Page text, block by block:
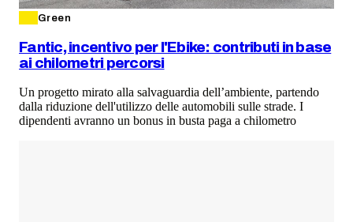
Green
Fantic, incentivo per l'Ebike: contributi in base
ai chilometri percorsi
Un progetto mirato alla salvaguardia dell’ambiente, partendo
dalla riduzione dell'utilizzo delle automobili sulle strade. I
dipendenti avranno un bonus in busta paga a chilometro